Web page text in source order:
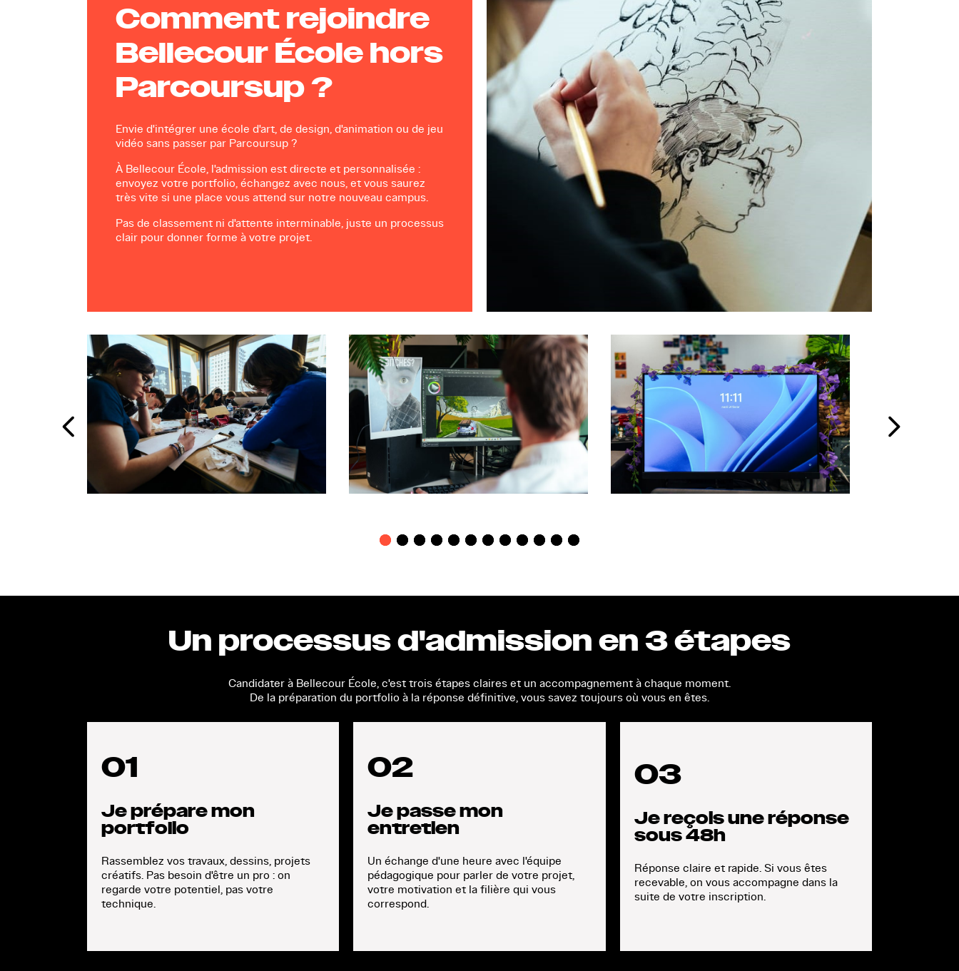
Comment rejoindre
Bellecour École hors
Parcoursup ?
Envie d'intégrer une école d'art, de design, d'animation ou de jeu
vidéo sans passer par Parcoursup ?
À Bellecour École, l'admission est directe et personnalisée :
envoyez votre portfolio, échangez avec nous, et vous saurez
très vite si une place vous attend sur notre nouveau campus.
Pas de classement ni d'attente interminable, juste un processus
clair pour donner forme à votre projet.
Un processus d'admission en 3 étapes
Candidater à Bellecour École, c'est trois étapes claires et un accompagnement à chaque moment.
De la préparation du portfolio à la réponse définitive, vous savez toujours où vous en êtes.
01
Je prépare mon
portfolio
Rassemblez vos travaux, dessins, projets
créatifs. Pas besoin d'être un pro : on
regarde votre potentiel, pas votre
technique.
02
Je passe mon
entretien
Un échange d'une heure avec l'équipe
pédagogique pour parler de votre projet,
votre motivation et la filière qui vous
correspond.
03
Je reçois une réponse
sous 48h
Réponse claire et rapide. Si vous êtes
recevable, on vous accompagne dans la
suite de votre inscription.